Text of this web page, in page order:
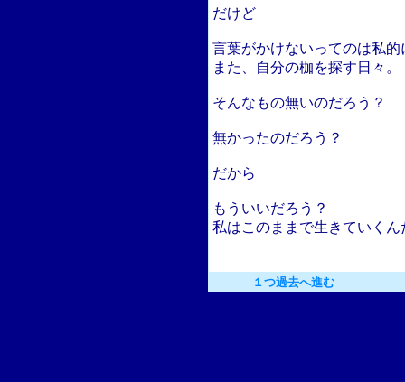
だけど
言葉がかけないってのは私的
また、自分の枷を探す日々。
そんなもの無いのだろう？
無かったのだろう？
だから
もういいだろう？
私はこのままで生きていくん
１つ過去へ進む